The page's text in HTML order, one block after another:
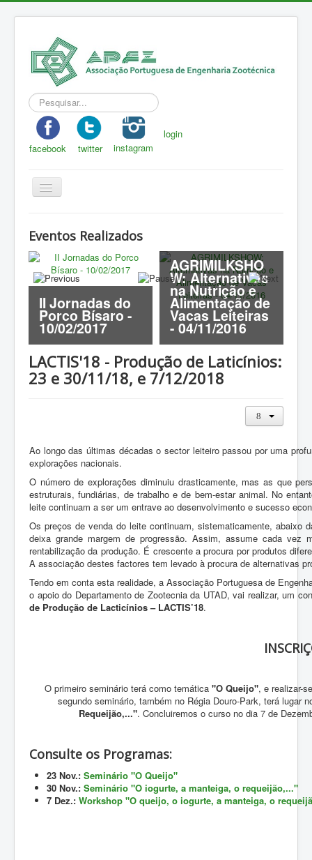
Pesquisar...
facebook twitter instagram
login
Toggle
Navigation
A Zootecnia
Notícias
ZOOTEC
Loja
Contactos
Eventos Realizados
II Jornadas do
Porco Bísaro -
10/02/2017
AGRIMILKSHO
W: Alternativas
na Nutrição e
Alimentação de
Vacas Leiteiras
- 04/11/2016
LACTIS'18 - Produção de Laticínios:
23 e 30/11/18, e 7/12/2018
Ao longo das últimas décadas o sector leiteiro passou por uma
explorações nacionais.
O número de explorações diminuiu drasticamente, mas as que
estruturais, fundiárias, de trabalho e de bem-estar animal. No
leite continuam a ser um entrave ao desenvolvimento e sucesso
Os preços de venda do leite continuam, sistematicamente,
deixa grande margem de progressão. Assim, assume cada vez
rentabilização da produção. É crescente a procura por produtos
A associação destes factores tem levado à procura de alternativas
Tendo em conta esta realidade, a Associação Portuguesa de
o apoio do Departamento de Zootecnia da UTAD, vai realizar, um
de Produção de Lacticínios – LACTIS’18.
O primeiro seminário terá como temática "O Queijo", e realizar-
segundo seminário, também no Régia Douro-Park, terá lugar
Requeijão,...". Concluiremos o curso no dia 7 de
Consulte os Programas:
23 Nov.: Seminário "O Queijo"
30 Nov.: Seminário "O iogurte, a manteiga, o requeijão,..."
7 Dez.: Workshop "O queijo, o iogurte, a manteiga, o